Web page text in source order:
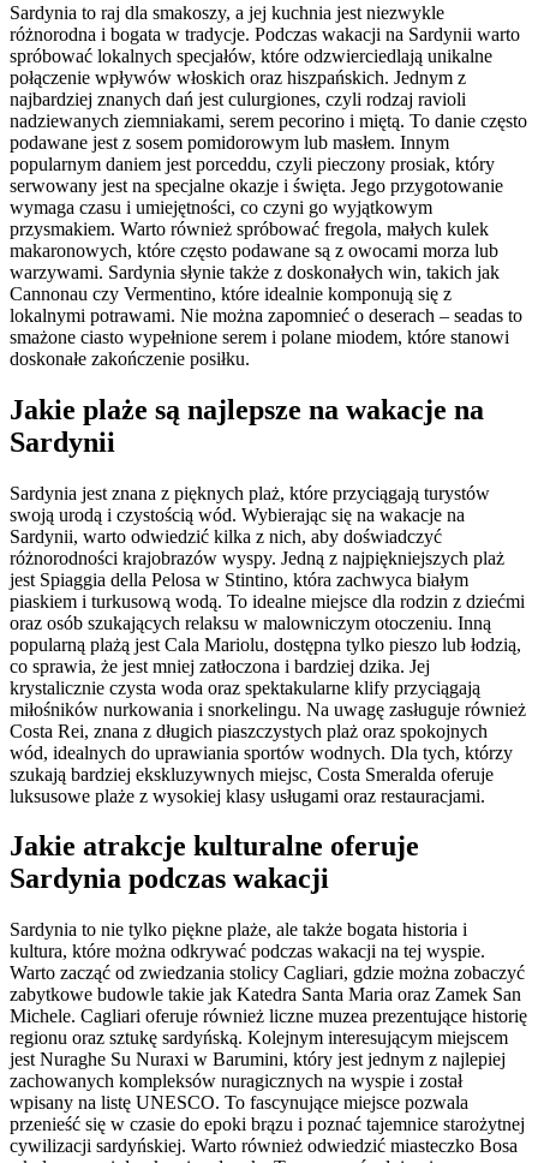
Sardynia to raj dla smakoszy, a jej kuchnia jest niezwykle
różnorodna i bogata w tradycje. Podczas wakacji na Sardynii warto
spróbować lokalnych specjałów, które odzwierciedlają unikalne
połączenie wpływów włoskich oraz hiszpańskich. Jednym z
najbardziej znanych dań jest culurgiones, czyli rodzaj ravioli
nadziewanych ziemniakami, serem pecorino i miętą. To danie często
podawane jest z sosem pomidorowym lub masłem. Innym
popularnym daniem jest porceddu, czyli pieczony prosiak, który
serwowany jest na specjalne okazje i święta. Jego przygotowanie
wymaga czasu i umiejętności, co czyni go wyjątkowym
przysmakiem. Warto również spróbować fregola, małych kulek
makaronowych, które często podawane są z owocami morza lub
warzywami. Sardynia słynie także z doskonałych win, takich jak
Cannonau czy Vermentino, które idealnie komponują się z
lokalnymi potrawami. Nie można zapomnieć o deserach – seadas to
smażone ciasto wypełnione serem i polane miodem, które stanowi
doskonałe zakończenie posiłku.
Jakie plaże są najlepsze na wakacje na
Sardynii
Sardynia jest znana z pięknych plaż, które przyciągają turystów
swoją urodą i czystością wód. Wybierając się na wakacje na
Sardynii, warto odwiedzić kilka z nich, aby doświadczyć
różnorodności krajobrazów wyspy. Jedną z najpiękniejszych plaż
jest Spiaggia della Pelosa w Stintino, która zachwyca białym
piaskiem i turkusową wodą. To idealne miejsce dla rodzin z dziećmi
oraz osób szukających relaksu w malowniczym otoczeniu. Inną
popularną plażą jest Cala Mariolu, dostępna tylko pieszo lub łodzią,
co sprawia, że jest mniej zatłoczona i bardziej dzika. Jej
krystalicznie czysta woda oraz spektakularne klify przyciągają
miłośników nurkowania i snorkelingu. Na uwagę zasługuje również
Costa Rei, znana z długich piaszczystych plaż oraz spokojnych
wód, idealnych do uprawiania sportów wodnych. Dla tych, którzy
szukają bardziej ekskluzywnych miejsc, Costa Smeralda oferuje
luksusowe plaże z wysokiej klasy usługami oraz restauracjami.
Jakie atrakcje kulturalne oferuje
Sardynia podczas wakacji
Sardynia to nie tylko piękne plaże, ale także bogata historia i
kultura, które można odkrywać podczas wakacji na tej wyspie.
Warto zacząć od zwiedzania stolicy Cagliari, gdzie można zobaczyć
zabytkowe budowle takie jak Katedra Santa Maria oraz Zamek San
Michele. Cagliari oferuje również liczne muzea prezentujące historię
regionu oraz sztukę sardyńską. Kolejnym interesującym miejscem
jest Nuraghe Su Nuraxi w Barumini, który jest jednym z najlepiej
zachowanych kompleksów nuragicznych na wyspie i został
wpisany na listę UNESCO. To fascynujące miejsce pozwala
przenieść się w czasie do epoki brązu i poznać tajemnice starożytnej
cywilizacji sardyńskiej. Warto również odwiedzić miasteczko Bosa